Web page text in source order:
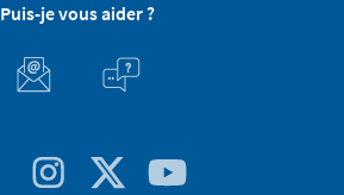
Puis-je vous aider ?